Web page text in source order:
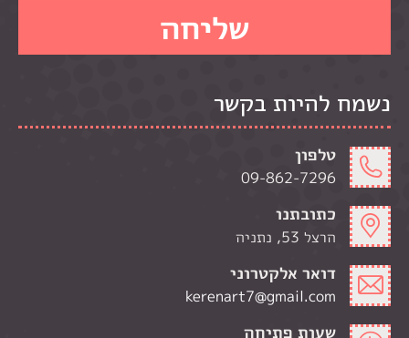
נשמח להיות בקשר
טלפון
09-862-7296
כתובתנו
הרצל 53, נתניה
דואר אלקטרוני
kerenart7@gmail.com
שעות פתיחה